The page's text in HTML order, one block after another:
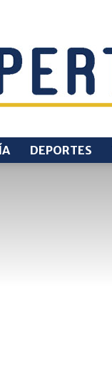
DEPORTES